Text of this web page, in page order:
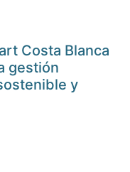
Costa Blanca
gestión
y